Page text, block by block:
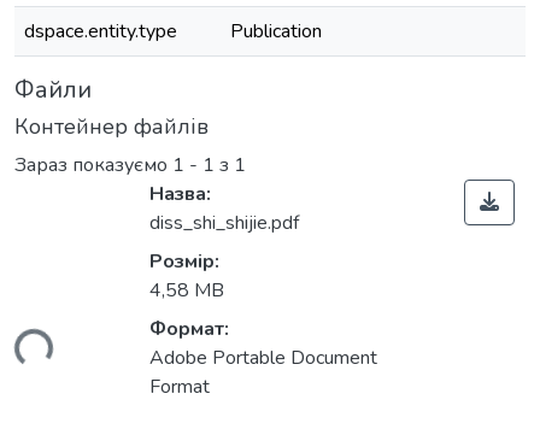
dspace.entity.type
Publication
Файли
Контейнер файлів
Зараз показуємо 1 - 1 з 1
Назва:
diss_shi_shijie.pdf
Розмір:
4,58 MB
Формат:
Adobe Portable Document
Format